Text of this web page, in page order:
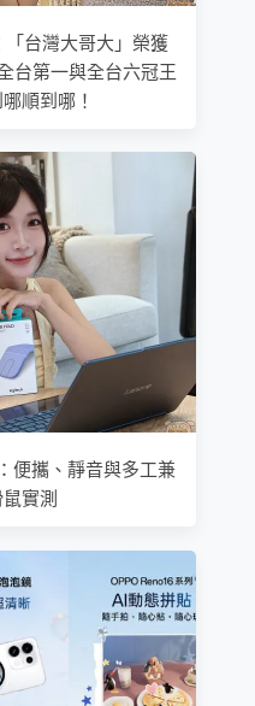
台灣大哥大」榮獲
台第一與全台六冠王
順到哪！
便攜、靜音與多工兼
實測